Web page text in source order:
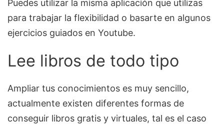
Puedes utilizar la misma aplicación que utilizas
para trabajar la flexibilidad o basarte en algunos
ejercicios guiados en Youtube.
Lee libros de todo tipo
Ampliar tus conocimientos es muy sencillo,
actualmente existen diferentes formas de
conseguir libros gratis y virtuales, tal es el caso